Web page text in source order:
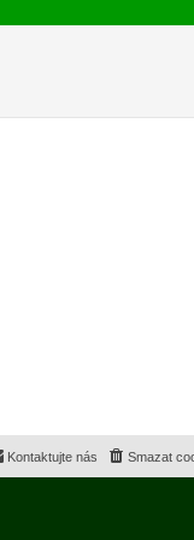
Smazat
Kontaktujte nás